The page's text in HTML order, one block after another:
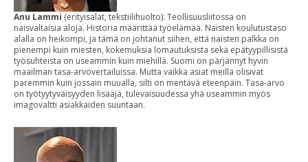
Anu Lammi (erityisalat, tekstiilihuolto): Teollisuusliitossa on
naisvaltaisia aloja. Historia määrittää työelämää. Naisten koulutustaso
alalla on heikompi, ja tämä on johtanut siihen, että naisten palkka on
pienempi kuin miesten, kokemuksia lomautuksista sekä epätyypillisistä
työsuhteista on useammin kuin miehillä. Suomi on pärjännyt hyvin
maailman tasa-arvovertailuissa. Mutta vaikka asiat meillä olisivat
paremmin kuin jossain muualla, silti on mentävä eteenpäin. Tasa-arvo
on työtyytyväisyyden lisääjä, tulevaisuudessa yhä useammin myös
imagovaltti asiakkaiden suuntaan.